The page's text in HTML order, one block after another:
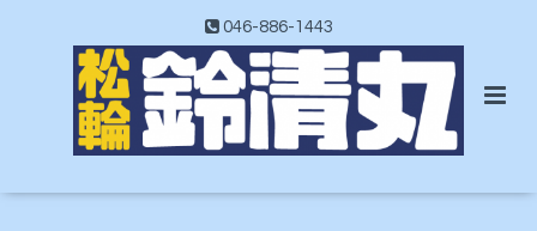
046-886-1443